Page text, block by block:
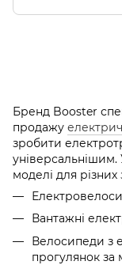
Бренд Booster
продажу
зробити
універсальнішим.
моделі для різних
Вантажні
Велосипеди з
прогулянок за